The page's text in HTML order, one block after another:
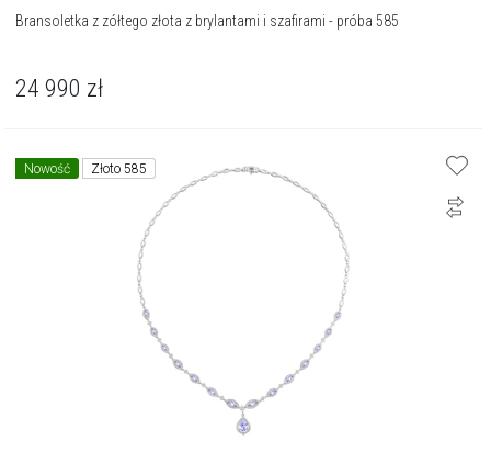
Bransoletka z zółtego złota z brylantami i szafirami - próba 585
24 990 zł
Nowość Złoto 585